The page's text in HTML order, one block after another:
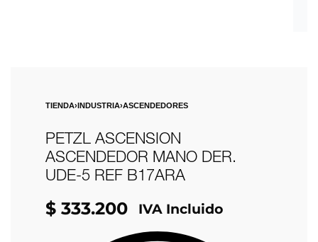
TIENDA›INDUSTRIA›ASCENDEDORES
PETZL ASCENSION
ASCENDEDOR MANO DER.
UDE-5 REF B17ARA
$ 333.200 IVA Incluido